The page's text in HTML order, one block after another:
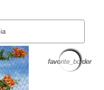
favorite_border
favorite_border
favorite_border
favorite_border
favorite_border
favorite_border
favorite_border
favorite_border
favorite_border
favorite_border
favorite_border
favorite_border